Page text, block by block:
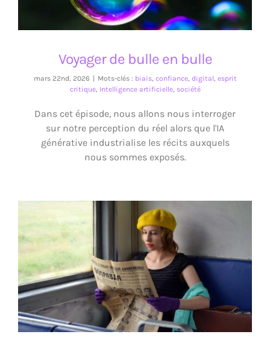
Voyager de bulle en bulle
mars 22nd, 2026 Mots-clés : biais, confiance, digital, esprit
critique, Intelligence artificielle, société
Dans cet épisode, nous allons nous interroger
sur notre perception du réel alors que l'IA
générative industrialise les récits auxquels
nous sommes exposés.
IA, autorité, confiance et logique